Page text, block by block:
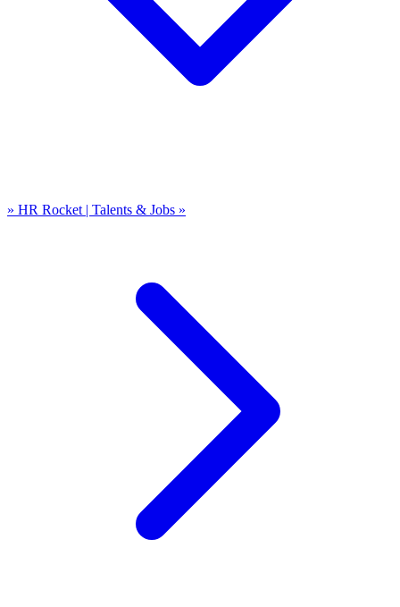
» HR Rocket | Talents & Jobs »